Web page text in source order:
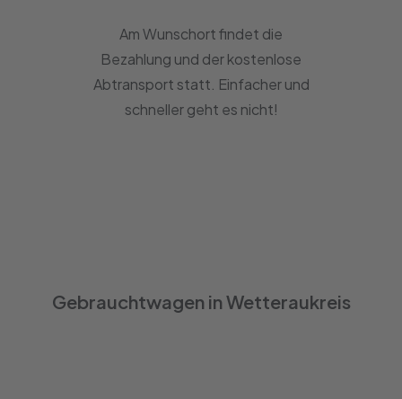
Am Wunschort findet die
Bezahlung und der kostenlose
Abtransport statt. Einfacher und
schneller geht es nicht!
Gebrauchtwagen in Wetteraukreis